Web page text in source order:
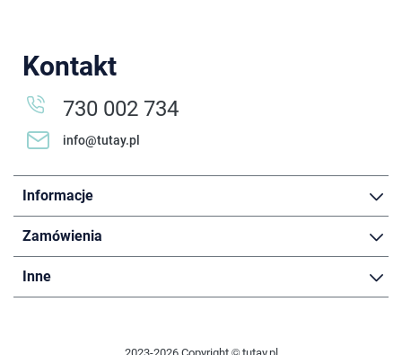
Kontakt
730 002 734
info@tutay.pl
Informacje
Zamówienia
Inne